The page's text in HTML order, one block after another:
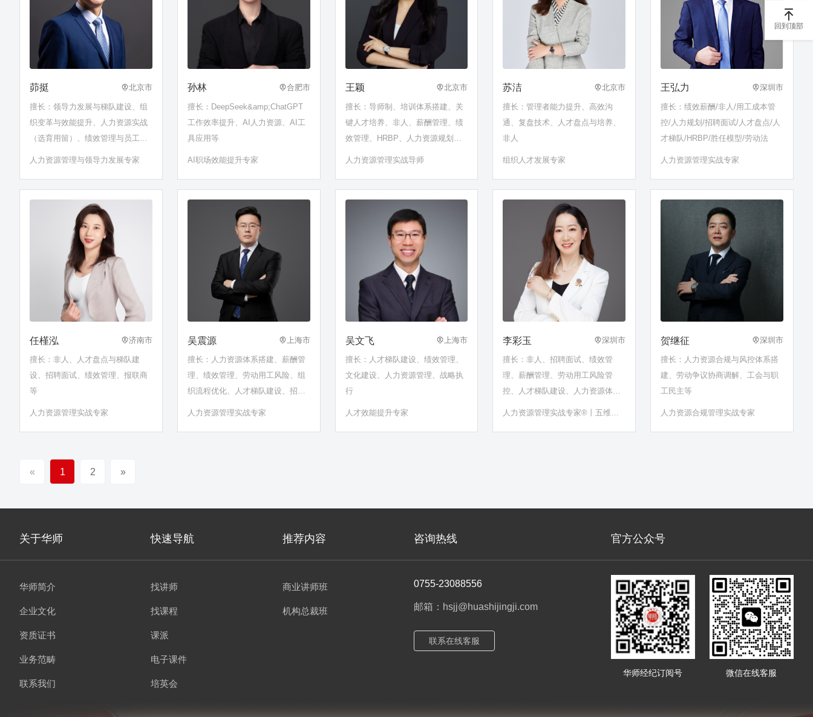
茆挺 北京市
擅长：领导力发展与梯队建设、组
织变革与效能提升、人力资源实战
（选育用留）、绩效管理与员工激
人力资源管理与领导力发展专家
孙林 合肥市
擅长：DeepSeek&amp;ChatGPT
工作效率提升、AI人力资源、AI工
具应用等
AI职场效能提升专家
王颖 北京市
擅长：导师制、培训体系搭建、关
键人才培养、非人、薪酬管理、绩
效管理、HRBP、人力资源规划、
人力资源管理实战导师
苏洁 北京市
擅长：管理者能力提升、高效沟
通、复盘技术、人才盘点与培养、
非人
组织人才发展专家
王弘力 深圳市
擅长：绩效薪酬/非人/用工成本管
控/人力规划/招聘面试/人才盘点/人
才梯队/HRBP/胜任模型/劳动法
人力资源管理实战专家
任槿泓 济南市
擅长：非人、人才盘点与梯队建
设、招聘面试、绩效管理、报联商
等
人力资源管理实战专家
吴震源 上海市
擅长：人力资源体系搭建、薪酬管
理、绩效管理、劳动用工风险、组
织流程优化、人才梯队建设、招聘
面试、任职资格体系建设、领导力
人力资源管理实战专家
吴文飞 上海市
擅长：人才梯队建设、绩效管理、
文化建设、人力资源管理、战略执
行
人才效能提升专家
李彩玉 深圳市
擅长：非人、招聘面试、绩效管
理、薪酬管理、劳动用工风险管
控、人才梯队建设、人力资源体系
搭建、人才盘点、HRBP、OKR、
人力资源管理实战专家®丨五维人
才官版权主创导师
贺继征 深圳市
擅长：人力资源合规与风控体系搭
建、劳动争议协商调解、工会与职
工民主等
人力资源合规管理实战专家
« 1 2 »
关于华师 快速导航 推荐内容 咨询热线 官方公众号
华师简介
企业文化
资质证书
业务范畴
联系我们
找讲师
找课程
课派
电子课件
培英会
商业讲师班
机构总裁班
0755-23088556
邮箱：hsjj@huashijingji.com
联系在线客服
华师经纪订阅号 微信在线客服
回到顶部